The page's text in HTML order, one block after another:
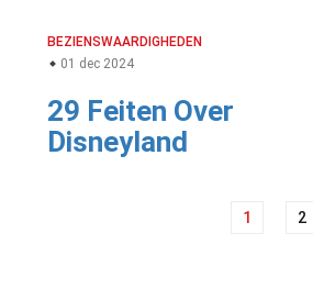
BEZIENSWAARDIGHEDEN
01 dec 2024
29 Feiten Over
Disneyland
1 2